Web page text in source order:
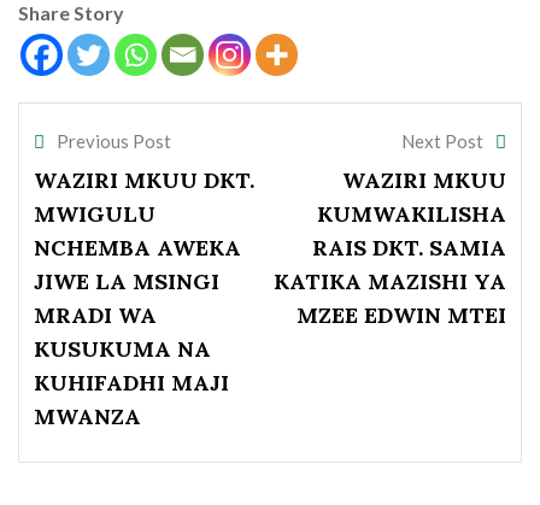
Share Story
Previous Post
WAZIRI MKUU DKT.
MWIGULU
NCHEMBA AWEKA
JIWE LA MSINGI
MRADI WA
KUSUKUMA NA
KUHIFADHI MAJI
MWANZA
Next Post
WAZIRI MKUU
KUMWAKILISHA
RAIS DKT. SAMIA
KATIKA MAZISHI YA
MZEE EDWIN MTEI